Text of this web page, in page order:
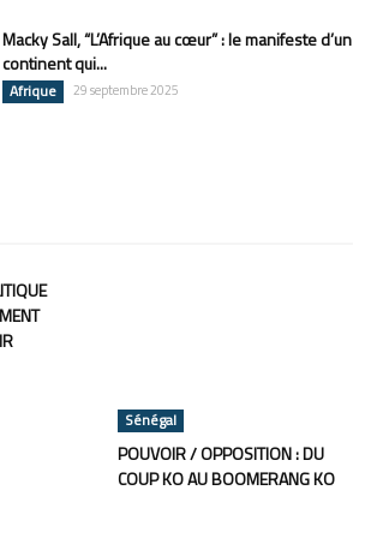
Macky Sall, “L’Afrique au cœur” : le manifeste d’un
continent qui...
Afrique 29 septembre 2025
Sénégal
POUVOIR / OPPOSITION : DU
COUP KO AU BOOMERANG KO